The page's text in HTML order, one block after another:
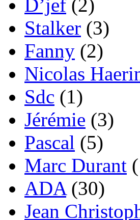
D’jef (2)
Stalker (3)
Fanny (2)
Nicolas
Sdc (1)
Jérémie (3)
Pascal (5)
Marc Durant
ADA(30)
Jean